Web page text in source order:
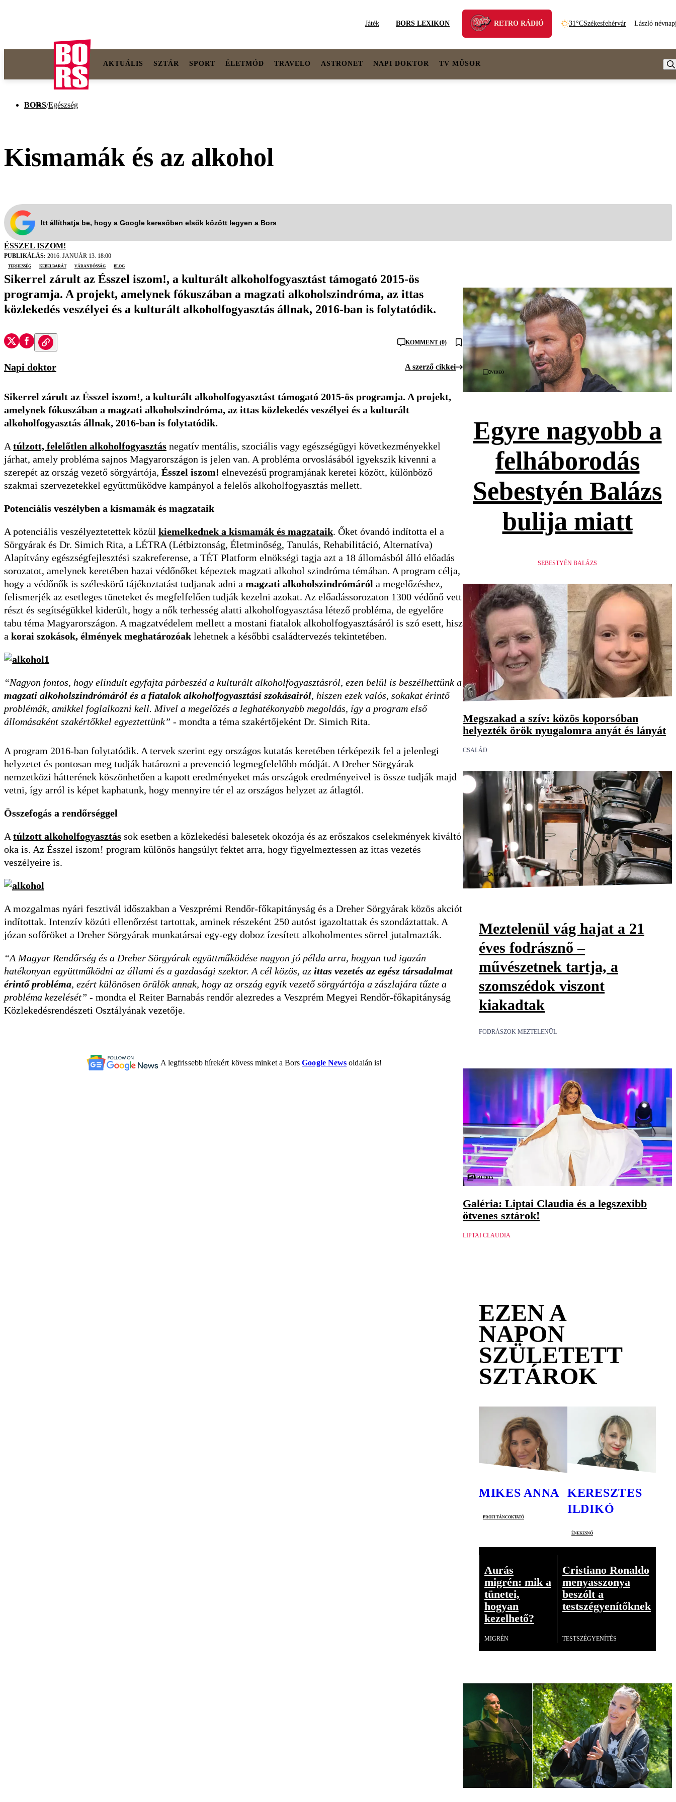
Játék BORS LEXIKON RETRO RÁDIÓ 31°CSzékesfehérvár László
AKTUÁLIS SZTÁR SPORT ÉLETMÓD TRAVELO ASTRONET NAPI DOKTOR TV MŰSOR
BORS/Egészség
Kismamák és az alkohol
Itt állíthatja be, hogy a Google keresőben elsők között legyen a Bors
ÉSSZEL ISZOM!
PUBLIKÁLÁS: 2016. JANUÁR 13. 18:00
terhesség
Kebelbarát várandósság blog
Sikerrel zárult az Ésszel iszom!, a kulturált alkoholfogyasztást támogató 2015-ös
programja. A projekt, amelynek fókuszában a magzati alkoholszindróma, az ittas
közlekedés veszélyei és a kulturált alkoholfogyasztás állnak, 2016-ban is folytatódik.
KOMMENT (0)
Napi doktor A szerző cikkei
Sikerrel zárult az Ésszel iszom!, a kulturált alkoholfogyasztást támogató 2015-ös programja. A projekt,
amelynek fókuszában a magzati alkoholszindróma, az ittas közlekedés veszélyei és a kulturált
alkoholfogyasztás állnak, 2016-ban is folytatódik.
A túlzott, felelőtlen alkoholfogyasztás negatív mentális, szociális vagy egészségügyi következményekkel
járhat, amely probléma sajnos Magyarországon is jelen van. A probléma orvoslásából igyekszik kivenni a
szerepét az ország vezető sörgyártója, Ésszel iszom! elnevezésű programjának keretei között, különböző
szakmai szervezetekkel együttműködve kampányol a felelős alkoholfogyasztás mellett.
Potenciális veszélyben a kismamák és magzataik
A potenciális veszélyeztetettek közül kiemelkednek a kismamák és magzataik. Őket óvandó indította el a
Sörgyárak és Dr. Simich Rita, a LÉTRA (Létbiztonság, Életminőség, Tanulás, Rehabilitáció, Alternatíva)
Alapítvány egészségfejlesztési szakreferense, a TÉT Platform elnökségi tagja azt a 18 állomásból álló előadás
sorozatot, amelynek keretében hazai védőnőket képeztek magzati alkohol szindróma témában. A program célja,
hogy a védőnők is széleskörű tájékoztatást tudjanak adni a magzati alkoholszindrómáról a megelőzéshez,
felismerjék az esetleges tüneteket és megfelfelően tudják kezelni azokat. Az előadássorozaton 1300 védőnő vett
részt és segítségükkel kiderült, hogy a nők terhesség alatti alkoholfogyasztása létező probléma, de egyelőre
tabu téma Magyarországon. A magzatvédelem mellett a mostani fiatalok alkoholfogyasztásáról is szó esett, hisz
a korai szokások, élmények meghatározóak lehetnek a későbbi családtervezés tekintetében.
“Nagyon fontos, hogy elindult egyfajta párbeszéd a kulturált alkoholfogyasztásról, ezen belül is beszélhettünk a
magzati alkoholszindrómáról és a fiatalok alkoholfogyasztási szokásairól, hiszen ezek valós, sokakat érintő
problémák, amikkel foglalkozni kell. Mivel a megelőzés a leghatékonyabb megoldás, így a program első
állomásaként szakértőkkel egyeztettünk” - mondta a téma szakértőjeként Dr. Simich Rita.
A program 2016-ban folytatódik. A tervek szerint egy országos kutatás keretében térképezik fel a jelenlegi
helyzetet és pontosan meg tudják határozni a prevenció legmegfelelőbb módját. A Dreher Sörgyárak
nemzetközi hátterének köszönhetően a kapott eredményeket más országok eredményeivel is össze tudják majd
vetni, így arról is képet kaphatunk, hogy mennyire tér el az országos helyzet az átlagtól.
Összefogás a rendőrséggel
A túlzott alkoholfogyasztás sok esetben a közlekedési balesetek okozója és az erőszakos cselekmények kiváltó
oka is. Az Ésszel iszom! program különös hangsúlyt fektet arra, hogy figyelmeztessen az ittas vezetés
veszélyeire is.
A mozgalmas nyári fesztivál időszakban a Veszprémi Rendőr-főkapitányság és a Dreher Sörgyárak közös akciót
indítottak. Intenzív közúti ellenőrzést tartottak, aminek részeként 250 autóst igazoltattak és szondáztattak. A
józan sofőröket a Dreher Sörgyárak munkatársai egy-egy doboz ízesített alkoholmentes sörrel jutalmazták.
“A Magyar Rendőrség és a Dreher Sörgyárak együttműködése nagyon jó példa arra, hogyan tud igazán
hatékonyan együttműködni az állami és a gazdasági szektor. A cél közös, az ittas vezetés az egész társadalmat
érintő probléma, ezért különösen örülök annak, hogy az ország egyik vezető sörgyártója a zászlajára tűzte a
probléma kezelését” - mondta el Reiter Barnabás rendőr alezredes a Veszprém Megyei Rendőr-főkapitányság
Közlekedésrendészeti Osztályának vezetője.
A legfrissebb hírekért kövess minket a BorsGoogle News oldalán is!
Videó
Egyre nagyobb a
felháborodás
Sebestyén Balázs
bulija miatt
SEBESTYÉN BALÁZS
Megszakad a szív: közös koporsóban
helyezték örök nyugalomra anyát és lányát
CSALÁD
Videó
Meztelenül vág hajat a 21
éves fodrásznő –
művészetnek tartja, a
szomszédok viszont
kiakadtak
FODRÁSZOK MEZTELENÜL
Galéria
Galéria: Liptai Claudia és a legszexibb
ötvenes sztárok!
LIPTAI CLAUDIA
EZEN A
NAPON
SZÜLETETT
SZTÁROK
MIKES ANNA
profi táncoktató
KERESZTES
ILDIKÓ
énekesnő
Aurás
migrén: mik a
tünetei,
hogyan
kezelhető?
MIGRÉN
Cristiano Ronaldo
menyasszonya
beszólt a
testszégyenítőknek
TESTSZÉGYENÍTÉS